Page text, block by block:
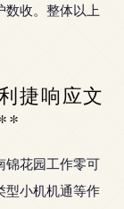
数收。整体以上
捷响应文
锦花园工作零可
型小机机通等作